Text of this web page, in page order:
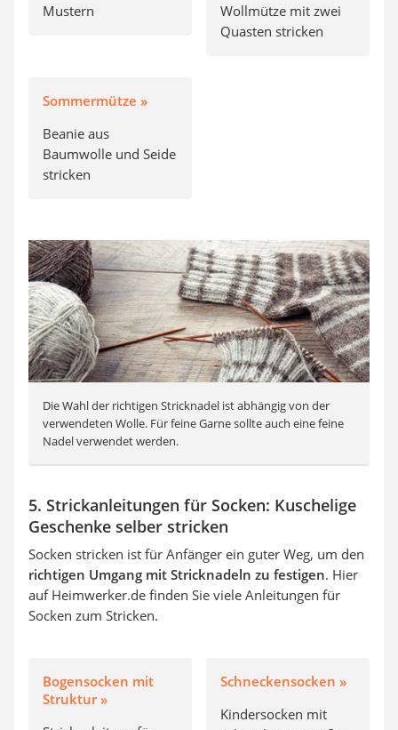
Mustern
Wollmütze mit zwei
Quasten stricken
Sommermütze »
Beanie aus
Baumwolle und Seide
stricken
Die Wahl der richtigen Stricknadel ist abhängig von der
verwendeten Wolle. Für feine Garne sollte auch eine feine
Nadel verwendet werden.
5. Strickanleitungen für Socken: Kuschelige
Geschenke selber stricken
Socken stricken ist für Anfänger ein guter Weg, um den
richtigen Umgang mit Stricknadeln zu festigen. Hier
auf Heimwerker.de finden Sie viele Anleitungen für
Socken zum Stricken.
Bogensocken mit
Struktur »
Schneckensocken »
Kindersocken mit